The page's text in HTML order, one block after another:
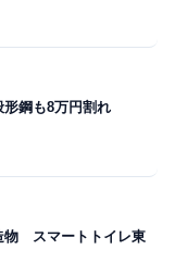
鋼も8万円割れ
物 スマートトイレ東